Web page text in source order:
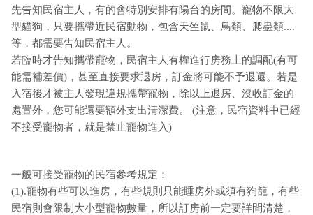
先告知民宿主人，有的會特別安排有陽台的房間。寵物不限大
型貓狗，只要攜帶近民宿動物，包含天竺鼠、鳥類、爬蟲類....
等，都需要告知民宿主人。
若臨時才告知攜帶寵物，民宿主人有權進行房務上的調配(有可
能需補差價)，甚至直接要求退房，訂金將可能不予退還。若是
入宿後才被主人發現違規攜帶寵物，除以上退房、沒收訂金的
處置外，您可能還要額外支出清潔費。 (注意，民宿資料中已經
不接受寵物者，就是禁止寵物進入)
一般可接受寵物的民宿參考規定：
(1).寵物有些可以進房，有些規則只能睡房外或須有狗籠，有些
民宿則會限制大小型寵物數量，所以訂房前一定要詳問清楚，